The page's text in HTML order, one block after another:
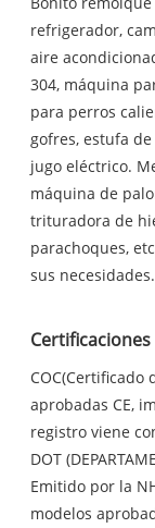
refrigerador,
aire
304, máquina
para perros
gofres, estufa
jugo eléctrico.
máquina de
trituradora de
parachoques,
sus necesidades.
COC(Certificado
aprobadas CE,
registro viene
DOT
Emitido por la
modelos